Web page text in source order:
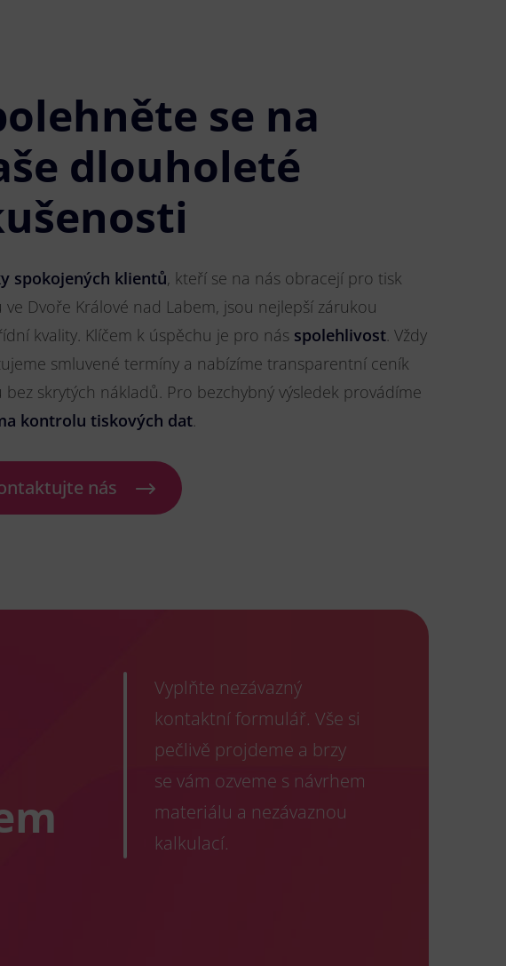
se na
dlouholeté
spokojených klientů, kteří se na nás obracejí pro tisk
ve Dvoře Králové nad Labem, jsou nejlepší zárukou
kvality. Klíčem k úspěchu je pro nás spolehlivost. Vždy
smluvené termíny a nabízíme transparentní ceník
bez skrytých nákladů. Pro bezchybný výsledek provádíme
kontrolu tiskových dat.
nás
Vyplňte nezávazný
kontaktní formulář. Vše si
pečlivě projdeme a brzy
se vám ozveme s návrhem
materiálu a nezávaznou
kalkulací.